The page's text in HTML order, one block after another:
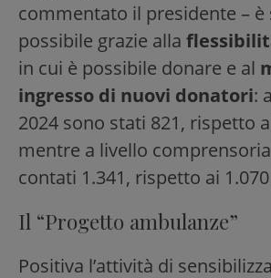
commentato il presidente – è
possibile grazie alla
in cui è possibile donare e al
ingresso di nuovi donatori:
2024 sono stati 821, rispetto
mentre a livello
contati 1.341, rispetto ai 1.070
Il “Progetto ambulanze”
Positiva l’attività di